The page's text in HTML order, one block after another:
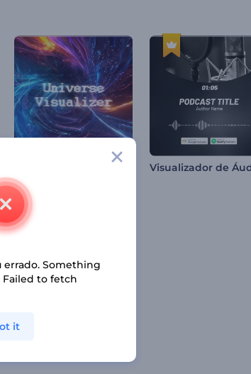
errado. Something
to fetch
it